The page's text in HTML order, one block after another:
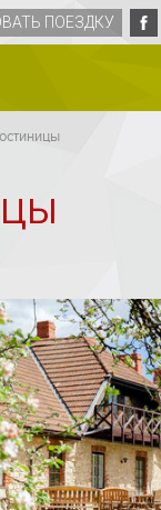
ПОЕЗДКУ